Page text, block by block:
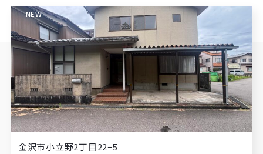
金沢市小立野2丁目22−5
NEW